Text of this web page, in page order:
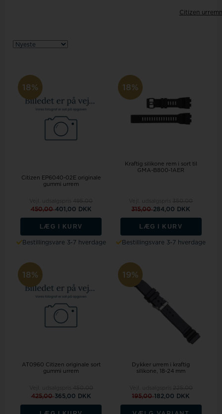
Citizen
18%
Citizen EP6040-02E originale
gummi urrem
450,00401,00 DKK
LÆG I KURV
Bestillingsvare 3-7 hverdage
18%
Kraftig silikone rem i sort til
GMA-B800-1AER
315,00284,00 DKK
LÆG I KURV
Bestillingsvare 3-7 hverdage
18%
AT0960 Citizen originale sort
gummi urrem
425,00365,00 DKK
19%
Dykker urrem i kraftig
silikone, 18-24 mm
195,00182,00 DKK